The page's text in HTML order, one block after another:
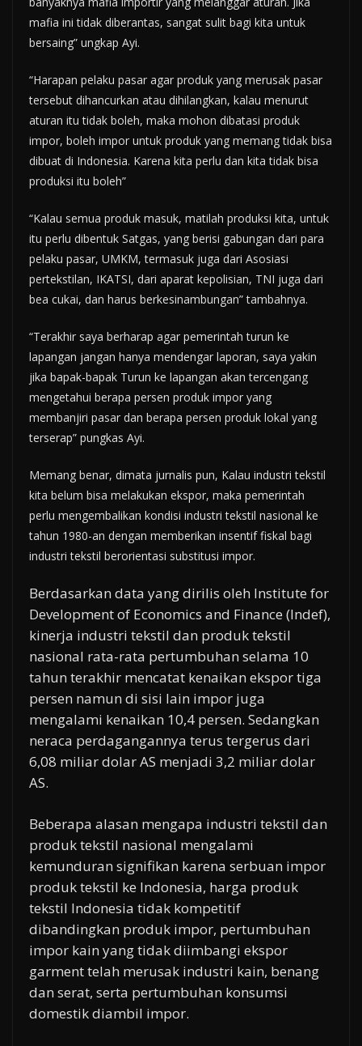
mafia ini tidak diberantas, sangat sulit bagi kita untuk
bersaing” ungkap Ayi.
“Harapan pelaku pasar agar produk yang merusak pasar
tersebut dihancurkan atau dihilangkan, kalau menurut
aturan itu tidak boleh, maka mohon dibatasi produk
impor, boleh impor untuk produk yang memang tidak bisa
dibuat di Indonesia. Karena kita perlu dan kita tidak bisa
produksi itu boleh”
“Kalau semua produk masuk, matilah produksi kita, untuk
itu perlu dibentuk Satgas, yang berisi gabungan dari para
pelaku pasar, UMKM, termasuk juga dari Asosiasi
pertekstilan, IKATSI, dari aparat kepolisian, TNI juga dari
bea cukai, dan harus berkesinambungan” tambahnya.
“Terakhir saya berharap agar pemerintah turun ke
lapangan jangan hanya mendengar laporan, saya yakin
jika bapak-bapak Turun ke lapangan akan tercengang
mengetahui berapa persen produk impor yang
membanjiri pasar dan berapa persen produk lokal yang
terserap” pungkas Ayi.
Memang benar, dimata jurnalis pun, Kalau industri tekstil
kita belum bisa melakukan ekspor, maka pemerintah
perlu mengembalikan kondisi industri tekstil nasional ke
tahun 1980-an dengan memberikan insentif fiskal bagi
industri tekstil berorientasi substitusi impor.
Berdasarkan data yang dirilis oleh Institute for
Development of Economics and Finance (Indef),
kinerja industri tekstil dan produk tekstil
nasional rata-rata pertumbuhan selama 10
tahun terakhir mencatat kenaikan ekspor tiga
persen namun di sisi lain impor juga
mengalami kenaikan 10,4 persen. Sedangkan
neraca perdagangannya terus tergerus dari
6,08 miliar dolar AS menjadi 3,2 miliar dolar
AS.
Beberapa alasan mengapa industri tekstil dan
produk tekstil nasional mengalami
kemunduran signifikan karena serbuan impor
produk tekstil ke Indonesia, harga produk
tekstil Indonesia tidak kompetitif
dibandingkan produk impor, pertumbuhan
impor kain yang tidak diimbangi ekspor
garment telah merusak industri kain, benang
dan serat, serta pertumbuhan konsumsi
domestik diambil impor.